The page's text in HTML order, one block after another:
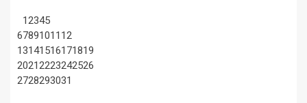
12345
67891011 12
13141516171819
20212223242526
2728293031